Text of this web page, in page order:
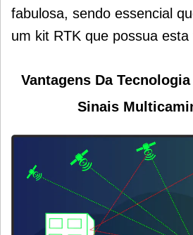
fabulosa, sendo essencial
um kit RTK que possua esta
Vantagens Da
Sinais